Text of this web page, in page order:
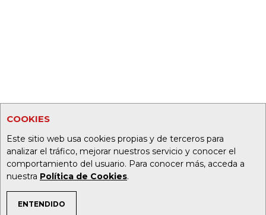
COOKIES
Este sitio web usa cookies propias y de terceros para
analizar el tráfico, mejorar nuestros servicio y conocer el
comportamiento del usuario. Para conocer más, acceda a
nuestra Política de Cookies.
ENTENDIDO